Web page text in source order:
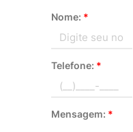
Nome: *
Telefone: *
Mensagem: *